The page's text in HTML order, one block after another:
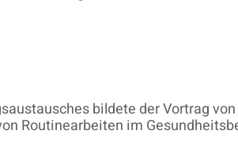
bildete der Vortrag
Routinearbeiten im